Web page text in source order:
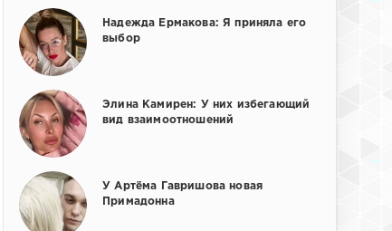
Надежда Ермакова: Я приняла его
выбор
Элина Камирен: У них избегающий
вид взаимоотношений
У Артёма Гавришова новая
Примадонна